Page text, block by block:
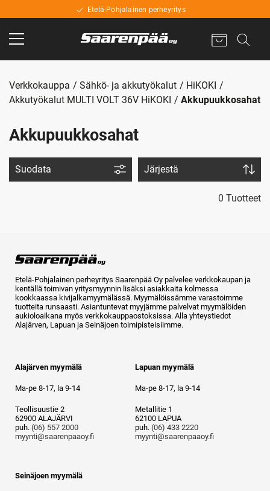
Etelä-Pohjalainen perheyritys
Verkkokauppa Sähkö- ja akkutyökalut
HiKOKI
Akkutyökalut MULTI VOLT 36V HiKOKI
Akkupuukkosahat
Akkupuukkosahat
Suodata Järjestä
0 Tuotteet
Etelä-Pohjalainen perheyritys Saarenpää Oy palvelee verkkokaupan ja
kentällä toimivan yritysmyynnin lisäksi asiakkaita kolmessa
kookkaassa kivijalkamyymälässä. Myymälöissämme varastoimme
tuotteita runsaasti. Asiantuntevat myyjämme palvelvat myymälöiden
aukioloaikana myös verkkokauppaostoksissa. Alla yhteystiedot
Alajärven, Lapuan ja Seinäjoen toimipisteisiimme.
Alajärven myymälä
Ma-pe 8-17, la 9-14
Teollisuustie 2
62900 ALAJÄRVI
puh. (06) 557 2000
myynti@saarenpaaoy.fi
Lapuan myymälä
Ma-pe 8-17, la 9-14
Metallitie 1
62100 LAPUA
puh. (06) 433 2220
myynti@saarenpaaoy.fi
Seinäjoen myymälä